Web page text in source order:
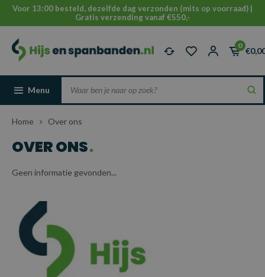
Voor 13:00 besteld, dezelfde dag verzonden (mits op voorraad) |
Gratis verzending vanaf €550,-
0
Menu
Home Over ons
OVER ONS
Geen informatie gevonden...